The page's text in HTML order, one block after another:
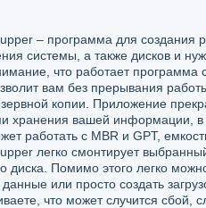
– программа для создания
системы, а также дисков и
что работает программа
вам без прерывания
копии. Приложение
хранения вашей информации,
работать с MBR и GPT,
легко смонтирует
диска. Помимо этого легко
или просто создать
что может случится сбой,